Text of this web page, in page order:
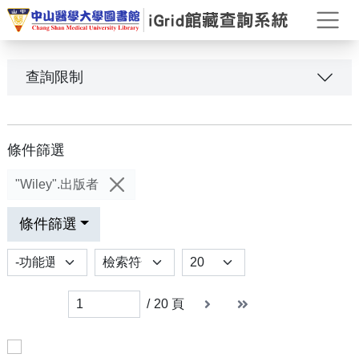
打
查詢限制
條件篩選
"Wiley".出版者
條件篩選
功能選項 排序 Results per page
/ 20 頁 下一頁 末頁